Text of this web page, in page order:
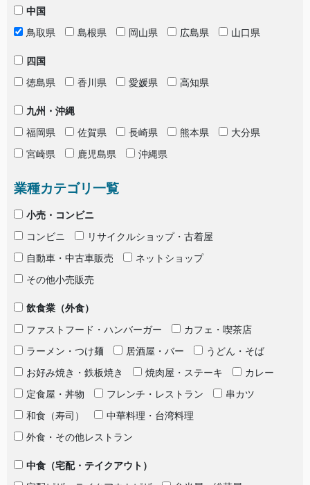
中国
鳥取県
島根県 岡山県 広島県 山口県
四国
徳島県
香川県 愛媛県 高知県
九州・沖縄
福岡県
佐賀県 長崎県 熊本県
大分県
宮崎県
鹿児島県 沖縄県
業種カテゴリ一覧
小売・コンビニ
コンビニ
リサイクルショップ・古着屋
自動車・中古車販売
ネットショップ
その他小売販売
飲食業（外食）
ファストフード・ハンバーガー
カフェ・喫茶店
ラーメン・つけ麺
居酒屋・バー
うどん・そば
お好み焼き・鉄板焼き
焼肉屋・ステーキ
カレー
定食屋・丼物
フレンチ・レストラン
串カツ
和食（寿司）
中華料理・台湾料理
外食・その他レストラン
中食（宅配・テイクアウト）